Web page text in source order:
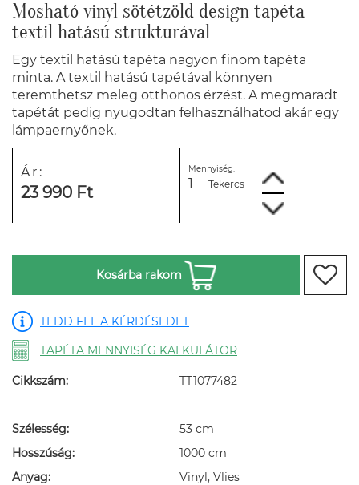
Mosható vinyl sötétzöld design tapéta
textil hatású strukturával
Egy textil hatású tapéta nagyon finom tapéta
minta. A textil hatású tapétával könnyen
teremthetsz meleg otthonos érzést. A megmaradt
tapétát pedig nyugodtan felhasználhatod akár egy
lámpaernyőnek.
Ár:
23 990 Ft
Mennyiség:
Tekercs
Kosárba rakom
TEDD FEL A KÉRDÉSEDET
TAPÉTA MENNYISÉG KALKULÁTOR
Cikkszám: TT1077482
Szélesség:
53 cm
Hosszúság:
1000 cm
Anyag:
Vinyl, Vlies